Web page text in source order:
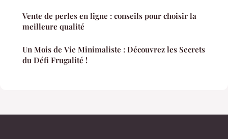
Vente de perles en ligne : conseils pour choisir la
meilleure qualité
Un Mois de Vie Minimaliste : Découvrez les Secrets
du Défi Frugalité !